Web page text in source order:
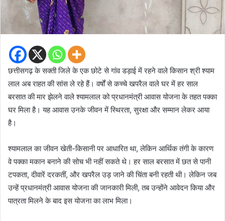
छत्तीसगढ़ के सक्ती जिले के एक छोटे से गांव डड़ाई में रहने वाले किसान श्री श्याम
लाल अब राहत की सांस ले रहे हैं। वर्षों से कच्चे खपरैल वाले घर में हर साल
बरसात की मार झेलने वाले श्यामलाल को प्रधानमंत्री आवास योजना के तहत पक्का
घर मिला है। यह आवास उनके जीवन में स्थिरता, सुरक्षा और सम्मान लेकर आया
है।
श्यामलाल का जीवन खेती-किसानी पर आधारित था, लेकिन आर्थिक तंगी के कारण
वे पक्का मकान बनाने की सोच भी नहीं सकते थे। हर साल बरसात में छत से पानी
टपकता, दीवारें दरकतीं, और खपरैल उड़ जाने की चिंता बनी रहती थी। लेकिन जब
उन्हें प्रधानमंत्री आवास योजना की जानकारी मिली, तब उन्होंने आवेदन किया और
पात्रता मिलने के बाद इस योजना का लाभ मिला।